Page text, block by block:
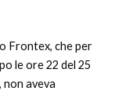
Frontex, che per
le ore 22 del 25
non aveva